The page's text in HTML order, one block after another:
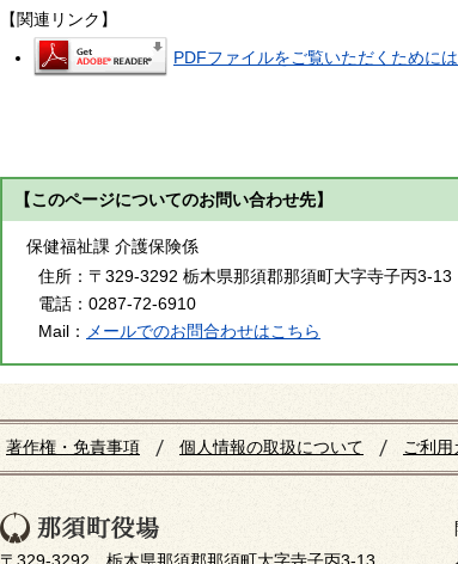
【関連リンク】
PDFファイルをご覧いただくために
【このページについてのお問い合わせ先】
保健福祉課 介護保険係
住所： 〒329-3292 栃木県那須郡那須町大字寺子丙3-13
電話： 0287-72-6910
Mail： メールでのお問合わせはこちら
著作権・免責事項 個人情報の取扱について ご利用